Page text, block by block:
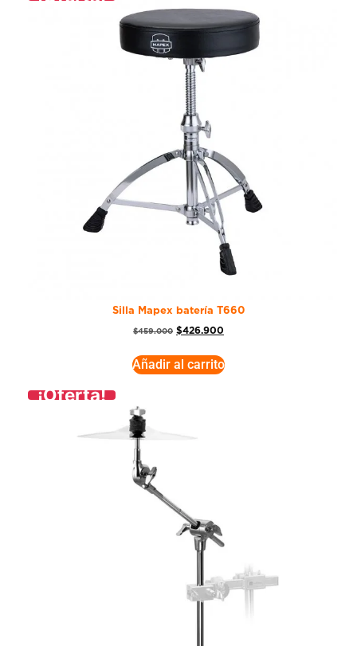
Silla Mapex batería T660
$459.000 $426.900
Añadir al carrito
¡Oferta!